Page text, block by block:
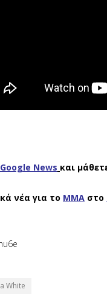
News και
νέα για το ΜΜΑ στο
White